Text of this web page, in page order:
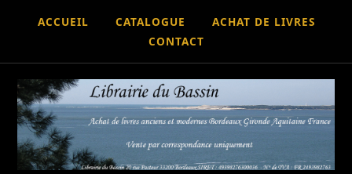
ACCUEIL CATALOGUE
ACHAT DE LIVRES
CONTACT